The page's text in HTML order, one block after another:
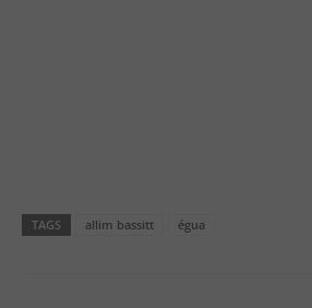
TAGS allim bassitt égua